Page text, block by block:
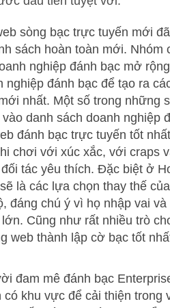
sòng bạc trực tuyến mới
sách hoàn toàn mới. Nhóm
nghiệp đánh bạc mở
nghiệp đánh bạc để tạo ra
nhất. Một số trong những
danh sách doanh nghiệp
đánh bạc trực tuyến tốt
chơi với xúc xắc, với craps
tác yêu thích. Đặc biệt ở
là các lựa chọn thay thế
đáng chú ý vì họ nhập vai
Cũng như rất nhiều trò
web thành lập cờ bạc tốt
đam mê đánh bạc
có khu vực để cải thiện trong